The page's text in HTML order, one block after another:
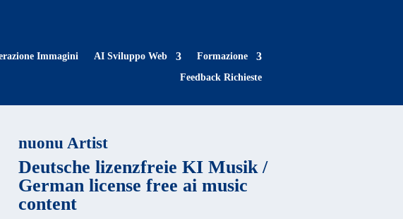
Immagini AI Sviluppo Web
Formazione
Feedback Richieste
nuonu Artist
Deutsche lizenzfreie KI Musik /
German license free ai music
content